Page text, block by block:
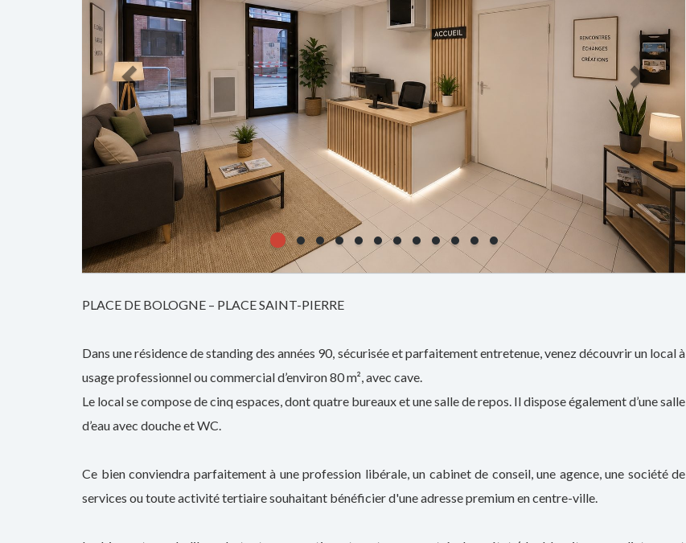
PLACE DE BOLOGNE – PLACE SAINT-PIERRE
Dans une résidence de standing des années 90, sécurisée et parfaitement entretenue, venez découvrir un local à
usage professionnel ou commercial d’environ 80 m², avec cave.
Le local se compose de cinq espaces, dont quatre bureaux et une salle de repos. Il dispose également d’une salle
d’eau avec douche et WC.
Ce bien conviendra parfaitement à une profession libérale, un cabinet de conseil, une agence, une société de
services ou toute activité tertiaire souhaitant bénéficier d'une adresse premium en centre-ville.